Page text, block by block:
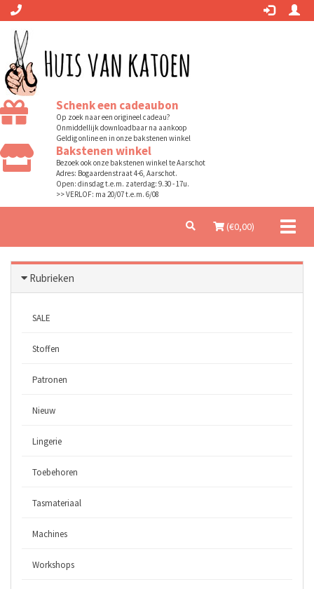
Schenk een cadeaubon
Op zoek naar een origineel cadeau?
Onmiddellijk downloadbaar na aankoop
Geldig online en in onze bakstenen winkel
Bakstenen winkel
Bezoek ook onze bakstenen winkel te Aarschot
Adres: Bogaardenstraat 4-6, Aarschot.
Open: dinsdag t.e.m. zaterdag: 9.30 - 17u.
>> VERLOF: ma 20/07 t.e.m. 6/08
(€0,00)
Rubrieken
SALE
Stoffen
Patronen
Nieuw
Lingerie
Toebehoren
Tasmateriaal
Machines
Workshops